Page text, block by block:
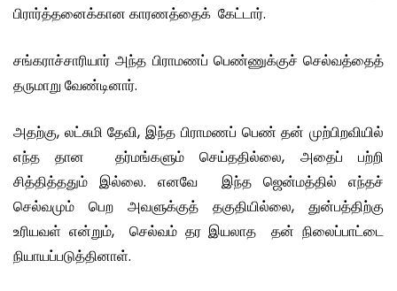
பிரார்த்தனைக்கான காரணத்தைக் கேட்டார்.
சங்கராச்சாரியார் அந்த பிராமணப் பெண்ணுக்குச் செல்வத்தைத்
தருமாறு வேண்டினார்.
அதற்கு, லட்சுமி தேவி, இந்த பிராமணப் பெண் தன் முற்பிறவியில்
எந்த தான தர்மங்களும் செய்ததில்லை, அதைப் பற்றி
சித்தித்ததும் இல்லை. எனவே இந்த ஜென்மத்தில் எந்தச்
செல்வமும் பெற அவளுக்குத் தகுதியில்லை, துன்பத்திற்கு
உரியவள் என்றும், செல்வம் தர இயலாத தன் நிலைப்பாட்டை
நியாயப்படுத்தினாள்.